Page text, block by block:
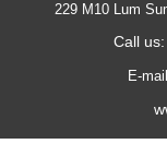
229 M10 Lum
Call
E-